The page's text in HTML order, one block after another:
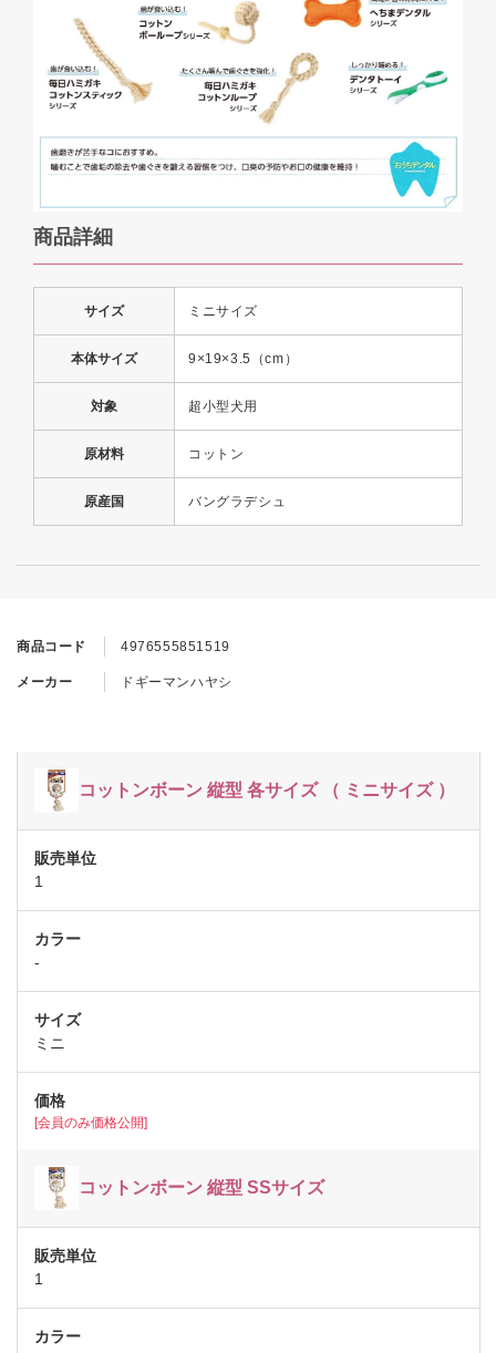
商品コード 4976555851519
メーカー ドギーマンハヤシ
コットンボーン 縦型 各サイズ （ ミニサイズ ）
1
-
ミニ
[会員のみ価格公開]
コットンボーン 縦型 SSサイズ
1
商品詳細
サイズ ミニサイズ
本体サイズ 9×19×3.5（cm）
対象 超小型犬用
原材料 コットン
原産国 バングラデシュ